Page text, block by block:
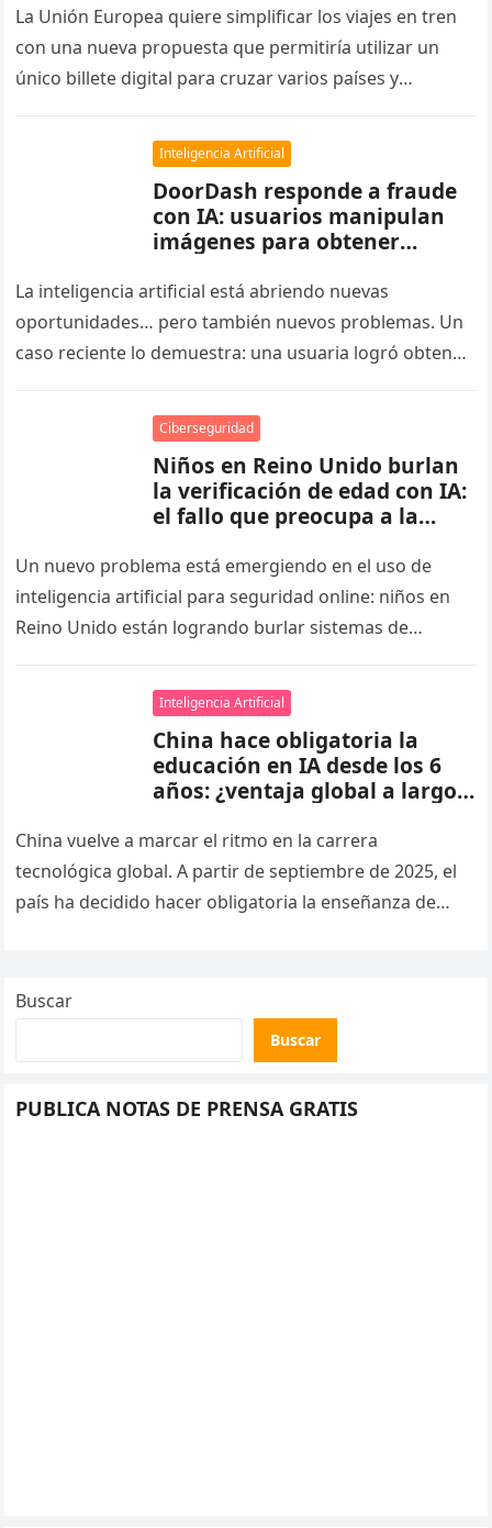
La Unión Europea quiere simplificar los viajes en tren
con una nueva propuesta que permitiría utilizar un
único billete digital para cruzar varios países y
Inteligencia Artificial
DoorDash responde a fraude
con IA: usuarios manipulan
imágenes para obtener
La inteligencia artificial está abriendo nuevas
oportunidades… pero también nuevos problemas. Un
caso reciente lo demuestra: una usuaria logró obtener
Ciberseguridad
Niños en Reino Unido burlan
la verificación de edad con IA:
el fallo que preocupa a la
Un nuevo problema está emergiendo en el uso de
inteligencia artificial para seguridad online: niños en
Reino Unido están logrando burlar sistemas de
Inteligencia Artificial
China hace obligatoria la
educación en IA desde los 6
años: ¿ventaja global a largo
China vuelve a marcar el ritmo en la carrera
tecnológica global. A partir de septiembre de 2025, el
país ha decidido hacer obligatoria la enseñanza de
Buscar
Buscar
PUBLICA NOTAS DE PRENSA GRATIS